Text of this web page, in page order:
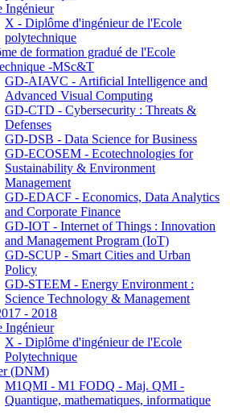
Ingénieur
X - Diplôme d'ingénieur de l'Ecole
polytechnique
de formation gradué de l'Ecole
-MSc&T
GD-AIAVC - Artificial Intelligence and
Advanced Visual Computing
GD-CTD - Cybersecurity : Threats &
Defenses
GD-DSB - Data Science for Business
GD-ECOSEM - Ecotechnologies for
Sustainability & Environment
Management
GD-EDACF - Economics, Data Analytics
and Corporate Finance
GD-IOT - Internet of Things : Innovation
and Management Program (IoT)
GD-SCUP - Smart Cities and Urban
Policy
GD-STEEM - Energy Environment :
Science Technology & Management
- 2018
Ingénieur
X - Diplôme d'ingénieur de l'Ecole
Polytechnique
(DNM)
M1QMI - M1 FODQ - Maj. QMI -
Quantique, mathematiques, informatique